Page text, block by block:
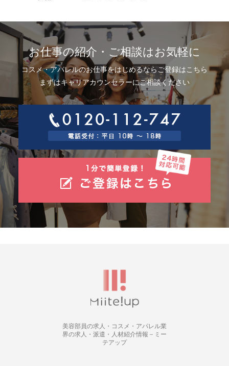
お仕事の紹介・ご相談はお気軽に
コスメ・アパレルのお仕事をはじめるならご登録はこちら
まずはキャリアカウンセラーにご相談ください
美容部員の求人・コスメ・アパレル業
界の求人・派遣・人材紹介情報 – ミー
テアップ